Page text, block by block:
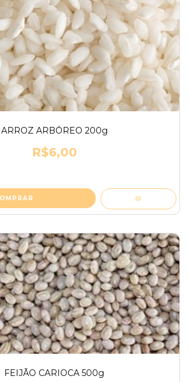
ARROZ ARBÓREO 200g
R$6,00
FEIJÃO CARIOCA 500g